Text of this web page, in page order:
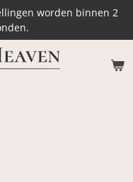
worden binnen 2